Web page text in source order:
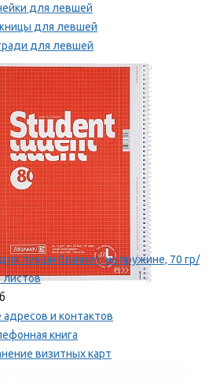
для левшей
для левшей
для левшей
для левшей
левши Brunnen, на пружине, 70 гр/
листов
и контактов
книга
визитных карт